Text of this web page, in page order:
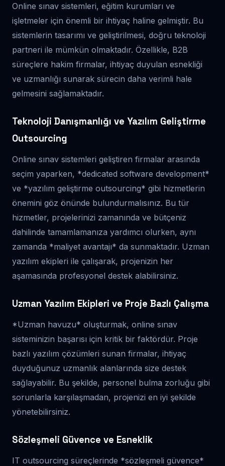
Online sınav sistemleri, eğitim kurumları ve
işletmeler için önemli bir ihtiyaç haline gelmiştir. Bu
sistemlerin tasarımı ve geliştirilmesi, doğru teknoloji
partneri ile mümkün olmaktadır. Özellikle, B2B
süreçlere hakim firmalar, ihtiyaç duyulan esnekliği
ve uzmanlığı sunarak sürecin daha verimli hale
gelmesini sağlamaktadır.
Teknoloji Danışmanlığı ve Yazılım Geliştirme
Outsourcing
Online sınav sistemleri geliştiren firmalar arasında
seçim yaparken, *dedicated software development*
ve *yazılım geliştirme outsourcing* gibi hizmetlerin
önemini göz önünde bulundurmalısınız. Bu tür
hizmetler, projelerinizi zamanında ve bütçeniz
dahilinde tamamlamanıza yardımcı olurken, aynı
zamanda *maliyet avantajı* da sunmaktadır. Uzman
yazılım ekipleri ile çalışarak, projenizin her
aşamasında profesyonel destek alabilirsiniz.
Uzman Yazılım Ekipleri ve Proje Bazlı Çalışma
*Uzman havuzu* oluşturmak, online sınav
sisteminizin başarısı için kritik bir faktördür. Proje
bazlı yazılım çözümleri sunan firmalar, ihtiyaç
duyduğunuz uzmanlık alanlarında size destek
sağlayabilir. Bu şekilde, personel bulma zorluğu gibi
sorunlarla karşılaşmadan, projenizi en iyi şekilde
yönetebilirsiniz.
Sözleşmeli Güvence ve Esneklik
IT outsourcing süreçlerinde *sözleşmeli güvence*